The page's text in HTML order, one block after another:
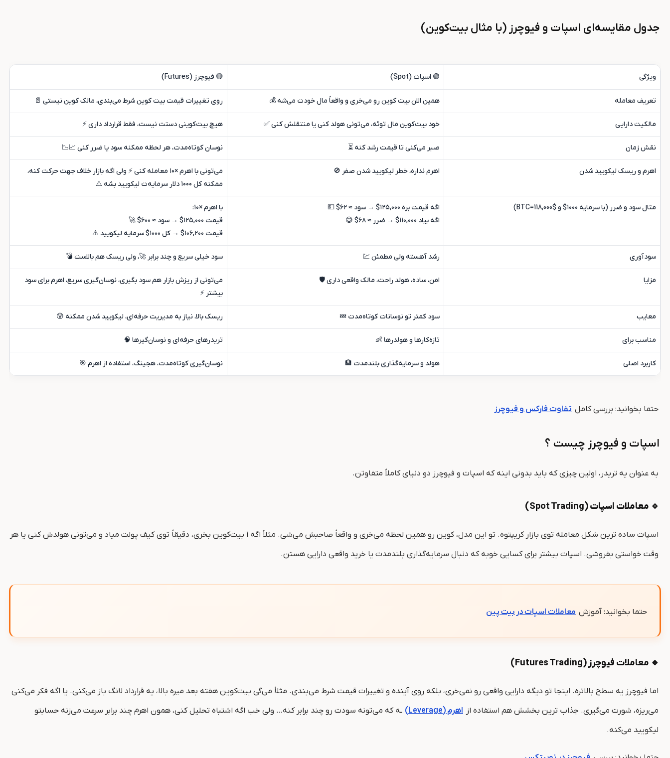
جدول مقایسه‌ای اسپات و فیوچرز (با مثال بیت‌کوین)
ویژگی 🟢 اسپات (Spot) 🔴 فیوچرز (Futures)
تعریف معامله همین الان بیت کوین رو می‌خری و واقعاً مال خودت می‌شه 💰 روی تغییرات قیمت بیت کوین شرط می‌بندی، مالک کوین نیستی 📄
مالکیت دارایی خود بیت‌کوین مال توئه، می‌تونی هولد کنی یا منتقلش کنی ✅ هیچ بیت‌کوینی دستت نیست، فقط قرارداد داری ⚡
نقش زمان صبر می‌کنی تا قیمت رشد کنه ⏳ نوسان کوتاه‌مدت، هر لحظه ممکنه سود یا ضرر کنی 📈📉
اهرم و ریسک لیکویید شدن اهرم نداره، خطر لیکویید شدن صفر 🚫
می‌تونی با اهرم ×۱۰ معامله کنی ⚡ ولی اگه بازار خلاف جهت حرکت کنه،
ممکنه کل ۱۰۰۰ دلار سرمایه‌ت لیکویید بشه ⚠️
مثال سود و ضرر (با سرمایه ۱۰۰۰$ و BTC=118,000$)
اگه قیمت بره ۱۲۵,۰۰۰$ → سود ≈ ۶۲$ 💵
اگه بیاد ۱۱۰,۰۰۰$ → ضرر ≈ ۶۸$ 😅
با اهرم ×۱۰:
قیمت ۱۲۵,۰۰۰$ → سود ≈ ۶۰۰$ 🚀
قیمت ۱۰۶,۲۰۰$ → کل ۱۰۰۰$ سرمایه لیکویید ⚠️
سودآوری رشد آهسته ولی مطمئن 💹 سود خیلی سریع و چند برابر 🚀، ولی ریسک هم بالاست 💣
مزایا امن، ساده، هولد راحت، مالک واقعی داری 🛡️
می‌تونی از ریزش بازار هم سود بگیری، نوسان‌گیری سریع، اهرم برای سود
بیشتر ⚡
معایب سود کمتر تو نوسانات کوتاه‌مدت 💤 ریسک بالا، نیاز به مدیریت حرفه‌ای، لیکویید شدن ممکنه 😰
مناسب برای تازه‌کارها و هولدرها 👶 تریدرهای حرفه‌ای و نوسان‌گیرها 🧠
کاربرد اصلی هولد و سرمایه‌گذاری بلندمدت 🏦 نوسان‌گیری کوتاه‌مدت، هجینگ، استفاده از اهرم 🎯
حتما بخوانید: بررسی کامل تفاوت فارکس و فیوچرز
اسپات و فیوچرز چیست ؟
به عنوان یه تریدر، اولین چیزی که باید بدونی اینه که اسپات و فیوچرز دو دنیای کاملاً متفاوتن.
🔹 معاملات اسپات (Spot Trading)
اسپات ساده‌ ترین شکل معامله توی بازار کریپتوه. تو این مدل، کوین رو همین لحظه می‌خری و واقعاً صاحبش می‌شی. مثلاً اگه ۱ بیت‌کوین بخری، دقیقاً توی کیف پولت میاد و می‌تونی هولدش کنی یا هر
وقت خواستی بفروشی. اسپات بیشتر برای کسایی خوبه که دنبال سرمایه‌گذاری بلندمدت یا خرید واقعی دارایی هستن.
حتما بخوانید: آموزش معاملات اسپات در بیت پین
🔹 معاملات فیوچرز (Futures Trading)
اما فیوچرز یه سطح بالاتره. اینجا تو دیگه دارایی واقعی رو نمی‌خری، بلکه روی آینده و تغییرات قیمت شرط می‌بندی. مثلاً می‌گی بیت‌کوین هفته بعد میره بالا، یه قرارداد لانگ باز می‌کنی. یا اگه فکر می‌کنی
می‌ریزه، شورت می‌گیری. جذاب ‌ترین بخشش هم استفاده از اهرم (Leverage)
ـه که می‌تونه سودت رو چند برابر کنه… ولی خب اگه اشتباه تحلیل کنی، همون اهرم چند برابر سرعت می‌زنه حسابتو
لیکویید می‌کنه.